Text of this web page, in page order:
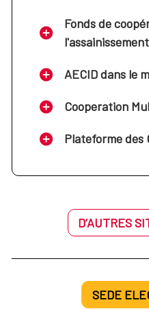
Fonds de
l'assainissement
AECID dans le
Cooperation
Plateforme des
D’AUTRES
SEDE